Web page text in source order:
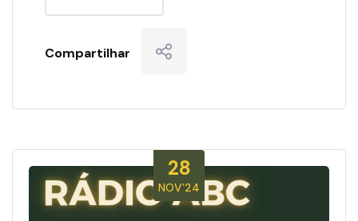
Compartilhar
28
NOV’24